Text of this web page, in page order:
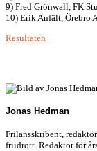
9) Fred Grönwall, FK
10) Erik Anfält, Örebro
Resultaten
Jonas Hedman
Frilansskribent,
friidrott. Redaktör för